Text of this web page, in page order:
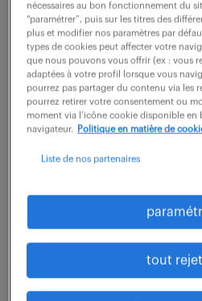
Missions principales :
- Vous êtes en charge d'une
communs à l'ensemble des
particulier ceux sous Unix,
œuvre, leur maintien en
- Vous participez à la mise
que : réseau de stockage,
- Vous êtes en charge de
nécessaires au bon fonctionnement du
“paramétrer”, puis sur les titres des
plus et modifier nos paramètres par
types de cookies peut affecter votre
que nous pouvons vous offrir (ex : vous
adaptées à votre profil lorsque vous
pourrez pas partager du contenu via les
pourrez retirer votre consentement ou
moment via l’icône cookie disponible en
navigateur.
Politique en matière de
Liste de nos partenaires
tout